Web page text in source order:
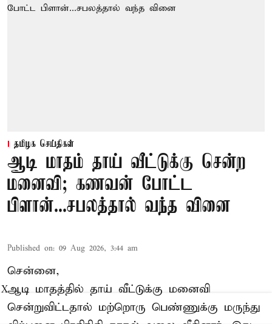
தமிழக செய்திகள்
ஆடி மாதம் தாய் வீட்டுக்கு சென்ற
மனைவி; கணவன் போட்ட
பிளான்...சபலத்தால் வந்த வினை
Published on: 09 Aug 2026, 3:44 am
சென்னை,
ஆடி மாதத்தில் தாய் வீட்டுக்கு மனைவி
சென்றுவிட்டதால் மற்றொரு பெண்ணுக்கு மருந்து
X